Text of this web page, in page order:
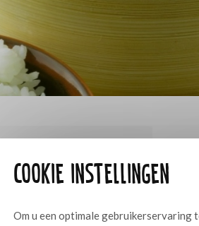
Cookie instellingen
Om u een optimale gebruikerservaring